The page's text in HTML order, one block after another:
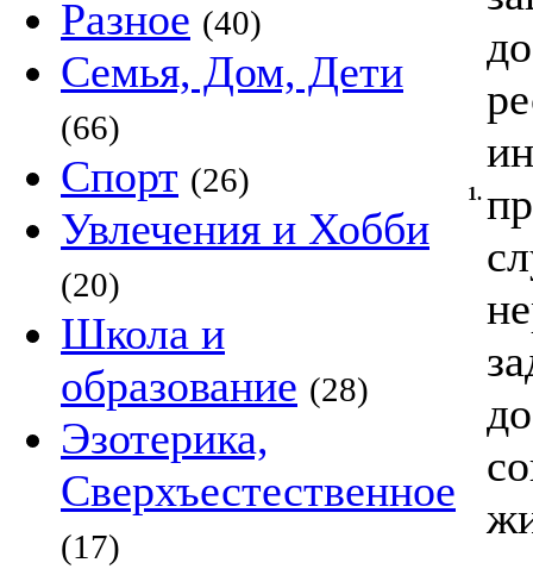
Разное (40)
Семья, Дом, Дети
(66)
Спорт (26)
Увлечения и Хобби
(20)
Школа и
образование (28)
Эзотерика,
Сверхъестественное
(17)
1.